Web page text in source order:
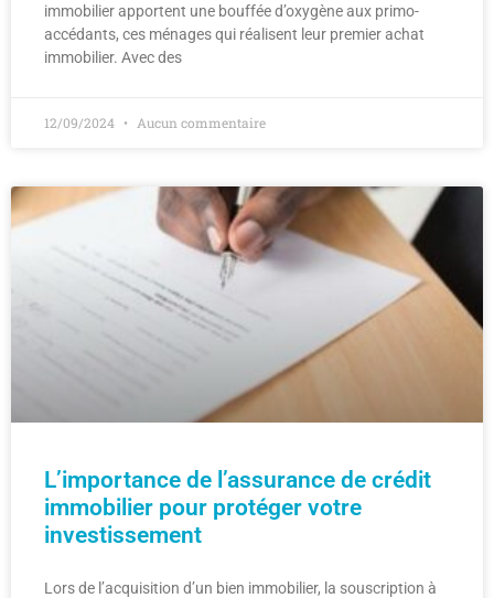
immobilier apportent une bouffée d’oxygène aux primo-
accédants, ces ménages qui réalisent leur premier achat
immobilier. Avec des
12/09/2024 Aucun commentaire
L’importance de l’assurance de crédit
immobilier pour protéger votre
investissement
Lors de l’acquisition d’un bien immobilier, la souscription à